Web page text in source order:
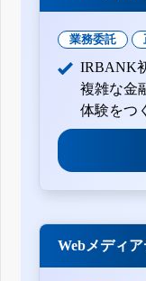
業務委託
IRBANK
複雑な金
体験をつ
Webメディ